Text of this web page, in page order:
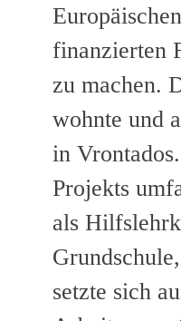
finanzierten
zu machen.
wohnte und
in
Projekts
als
setzte sich